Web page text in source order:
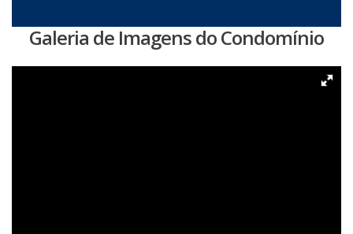
Galeria de Imagens do Condomínio